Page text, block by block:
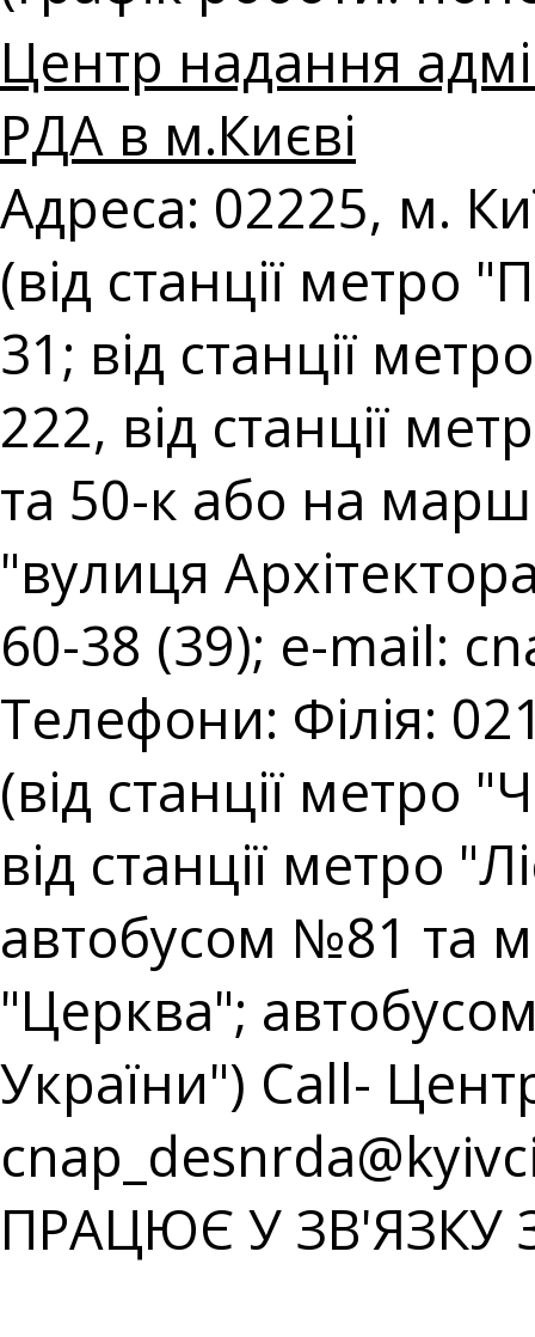
Центр надання
РДА в м.Києві
Адреса: 02225, м.
(від станції метро
31; від станції
222, від станції
та 50-к або на
"вулиця
60-38 (39); e-mail:
Телефони: Філія:
(від станції метро
від станції метро
автобусом №81 та
"Церква";
України") Call-
ПРАЦЮЄ У